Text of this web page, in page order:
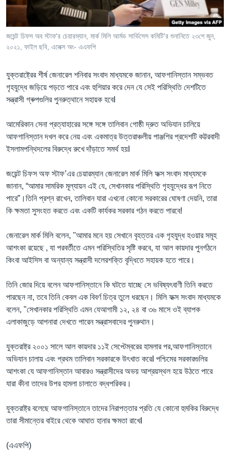
Learning English
FOLLOW US
অন্য ভাষায় ওয়েব সাইট
জয়েন্ট চিফস অব স্টাফ'র চেয়ারম্যান, মার্ক মিলি আর্মড সার্ভিসেস কমিটি'র শুনানিতে ২৩শে জুন,
২০২১, ফাইল ছবি, এলেক্স অং- এএফপি
যুক্তরাষ্ট্রের শীর্ষ জেনারেল শনিবার সংবাদ মাধ্যমকে জানান, আফগানিস্তান সম্ভবত
গৃহযুদ্ধে জড়িয়ে পড়তে পারে এবং হুশিয়ার করে দেন যে সেই পরিস্থিতি দেশটিতে
সন্ত্রাসী গ্ৰুপগুলির পুনরুত্থানে সহায়ক হবেI
আমেরিকান সেনা প্রত্যাহারের সঙ্গে সঙ্গে তালিবান গোষ্ঠী দ্রুত অভিযান চালিয়ে
আফগানিস্তান দখল করে নেয় এবং একমাত্র উত্তরাঞ্চলীয় পাঞ্জশির প্রদেশটি কট্টরবাদী
ইসলামপন্থিদলের বিরুদ্ধে রুখে দাঁড়াতে সমর্থ হয়I
জয়েন্ট চিফস অফ স্টাফ’এর চেয়ারম্যান জেনারেল মার্ক মিলি ফক্স সংবাদ মাধ্যমকে
জানান, “আমার সামরিক মূল্যায়ন এই যে, সেখানকার পরিস্থিতি গৃহযুদ্ধের রূপ নিতে
পারে”।তিনি প্রশ্ন রাখেন, তালিবান যারা এখনো কোনো সরকারের ঘোষণা দেয়নি, তারা
কি ক্ষমতা সুসংহত করতে এবং একটি কার্যকর সরকার গঠন করতে পারবে!
জেনারেল মার্ক মিলি বলেন, "আমার মনে হয় সেখানে বৃহত্তর এক গৃহযুদ্ধ হওয়ার সমূহ
আশংকা রয়েছে , যা পরবর্তীতে এমন পরিস্থিতির সৃষ্টি করবে, যা আল কায়দার পুনর্গঠনে
কিংবা আইসিস বা অন্যান্য সন্ত্রাসী দলেরশক্তি বৃদ্ধিতে সহায়ক হতে পারে।
তিনি জোর দিয়ে বলেন আফগানিস্তানে কি ঘটতে যাচ্ছে সে ভবিষ্যৎবাণী তিনি করতে
পারছেন না, তবে তিনি কেবল এক বিবর্ণ চিত্র তুলে ধরছেন। মিলি ফক্স সংবাদ মাধ্যমকে
বলেন, "সেখানকার পরিস্থিতি এমন যেআগামী ১২, ২৪ বা ৩৬ মাসে ওই ব্যাপক
এলাকাজুড়ে আপনারা দেখতে পারেন সন্ত্রাসবাদের পুনরুথান।
যুক্তরাষ্ট্র ২০০১ সালে আল কায়দার ১১ই সেপ্টেম্বরের হামলার পর,আফগানিস্তানে
অভিযান চালায় এবং প্রথম তালিবান সরকারকে উৎখাত করেI পশ্চিমের সরকারগুলির
আশংকা যে আফগানিস্তান আবারও সন্ত্রাসীদের অভয় আশ্রয়স্থল হয়ে উঠতে পারে
যারা কীনা তাদের উপর হামলা চালাতে বদ্ধপরিকর।
যুক্তরাষ্ট্র বলেছে আফগানিস্তানে তাদের নিরাপত্তার প্রতি যে কোনো হুমকির বিরুদ্ধে
তারা সীমান্তের বাইরে থেকে আঘাত হানার ক্ষমতা রাখেI
(এএফপি)